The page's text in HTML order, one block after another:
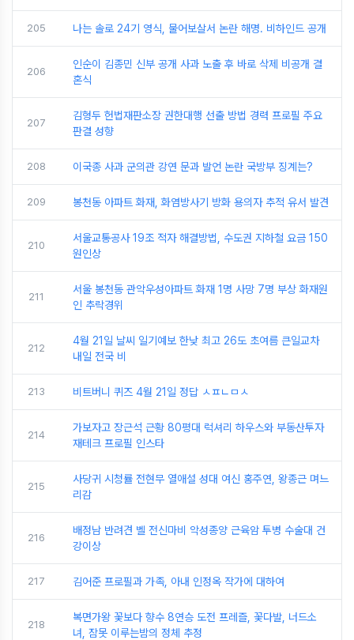
205 나는 솔로 24기 영식, 물어보살서 논란 해명. 비하인드 공개
206
인순이 김종민 신부 공개 사과 노출 후 바로 삭제 비공개 결
혼식
207
김형두 헌법재판소장 권한대행 선출 방법 경력 프로필 주요
판결 성향
208 이국종 사과 군의관 강연 문과 발언 논란 국방부 징계는?
209 봉천동 아파트 화재, 화염방사기 방화 용의자 추적 유서 발견
210
서울교통공사 19조 적자 해결방법, 수도권 지하철 요금 150
원인상
211
서울 봉천동 관악우성아파트 화재 1명 사망 7명 부상 화재원
인 추락경위
212
4월 21일 날씨 일기예보 한낮 최고 26도 초여름 큰일교차
내일 전국 비
213 비트버니 퀴즈 4월 21일 정답 ㅅㅍㄴㅁㅅ
214
가보자고 장근석 근황 80평대 럭셔리 하우스와 부동산투자
재테크 프로필 인스타
215
사당귀 시청률 전현무 열애설 성대 여신 홍주연, 왕종근 며느
리감
216
배정남 반려견 벨 전신마비 악성종양 근육암 투병 수술대 건
강이상
217 김어준 프로필과 가족, 아내 인정옥 작가에 대하여
218
복면가왕 꽃보다 향수 8연승 도전 프레즐, 꽃다발, 너드소
녀, 잠못 이루는밤의 정체 추정